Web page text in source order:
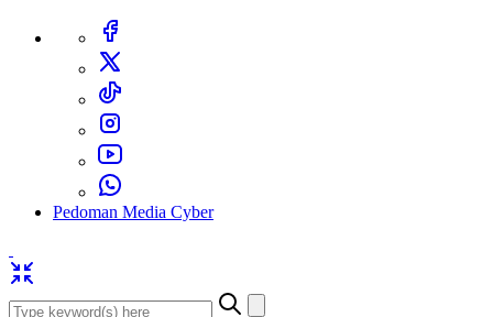
Pedoman Media Cyber